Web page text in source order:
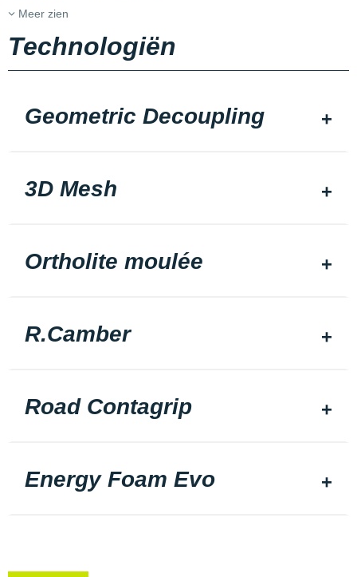
Meer zien
Technologiën
Geometric Decoupling
3D Mesh
Ortholite moulée
R.Camber
Road Contagrip
Energy Foam Evo